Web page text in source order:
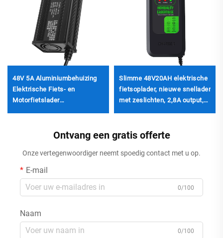
48V 5A Aluminiumbehuizing
Elektrische Fiets- en
Motorfietslader
Slimme 48V20AH elektrische
fietsoplader, nieuwe snellader
met zeslichten, 2,8A output,
Ontvang een gratis offerte
Onze vertegenwoordiger neemt spoedig contact met u op.
E-mail
0/100
Naam
0/100